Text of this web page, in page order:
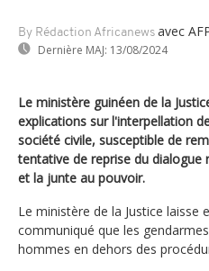
By Rédaction Africanews avec
Dernière MAJ: 13/08/2024
Le ministère guinéen de la
explications sur l'interpellation
société civile, susceptible de
tentative de reprise du
et la junte au pouvoir.
Le ministère de la Justice laisse
communiqué que les
hommes en dehors des